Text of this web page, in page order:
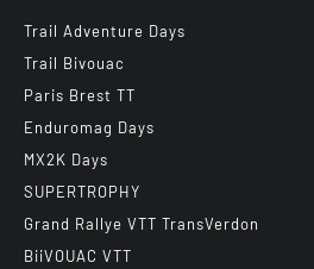
Trail Adventure Days
Trail Bivouac
Paris Brest TT
Enduromag Days
MX2K Days
SUPERTROPHY
Grand Rallye VTT TransVerdon
BiiVOUAC VTT